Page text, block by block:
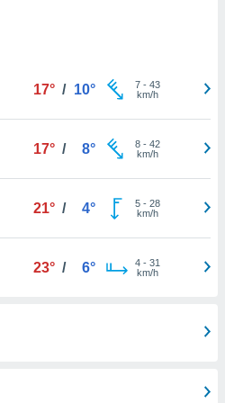
17° / 10° 7- 43
km/h
17° / 8° 8- 42
km/h
21° / 4° 5- 28
km/h
23° / 6° 4- 31
km/h